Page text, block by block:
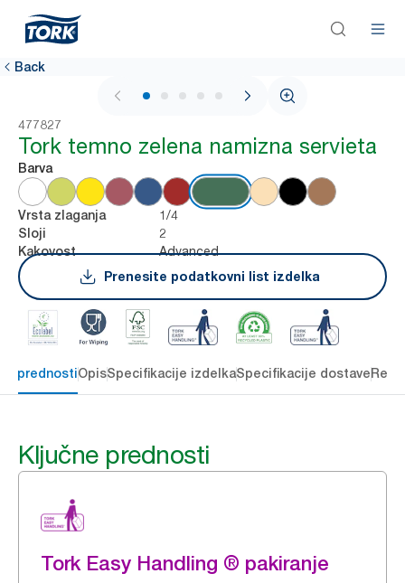
Back
1 / 5
477827
Tork temno zelena namizna servieta
Barva
Vrsta zlaganja 1/4
Sloji 2
Kakovost
Advanced
Prenesite podatkovni list izdelka
prednostiOpisSpecifikacije izdelkaSpecifikacije dostave
Ključne prednosti
Tork Easy Handling ® pakiranje